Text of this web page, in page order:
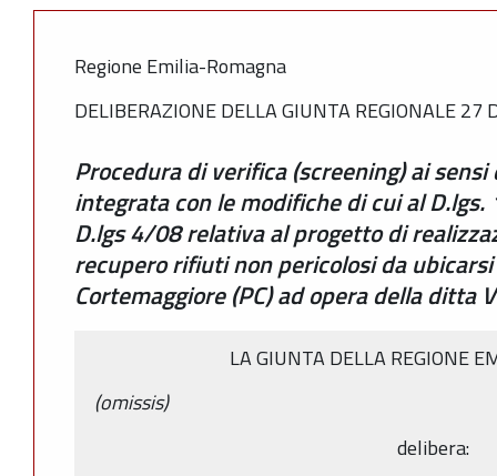
Regione Emilia-Romagna
DELIBERAZIONE DELLA GIUNTA REGIONALE
Procedura di verifica (screening) ai
integrata con le modifiche di cui al
D.lgs 4/08 relativa al progetto di
recupero rifiuti non pericolosi da
Cortemaggiore (PC) ad opera della ditta
LA GIUNTA DELLA REGIONE
(omissis)
delibera: